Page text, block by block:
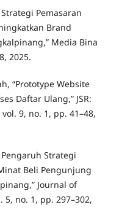
Pemasaran
Brand
Media Bina
2025.
“Prototype Website
Daftar Ulang,” JSR:
9, no. 1, pp. 41–48,
Strategi
Beli Pengunjung
Journal of
5, no. 1, pp. 297–302,